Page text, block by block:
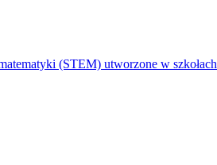
(STEM) utworzone w szkołach